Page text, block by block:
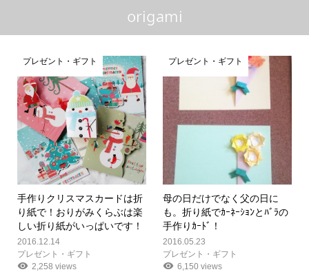
origami
プレゼント・ギフト
手作りクリスマスカードは折
り紙で！おりがみくらぶは楽
しい折り紙がいっぱいです！
2016.12.14
プレゼント・ギフト
2,258 views
プレゼント・ギフト
母の日だけでなく父の日に
も。折り紙でｶｰﾈｰｼｮﾝとﾊﾞﾗの
手作りｶｰﾄﾞ！
2016.05.23
プレゼント・ギフト
6,150 views